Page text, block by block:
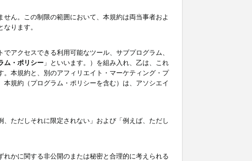
ん。この制限の範囲において、本規約は両当事者およ
ります。
アクセスできる利用可能なツール、サブプログラム、
ム・ポリシー 」といいます。）を組み入れ、乙は、これ
本規約と、別のアフィリエイト・マーケティング・プ
規約（プログラム・ポリシーを含む）は、アソシエイ
ただしそれに限定されない」および「例えば、ただし
かに関する非公開のまたは秘密と合理的に考えられる